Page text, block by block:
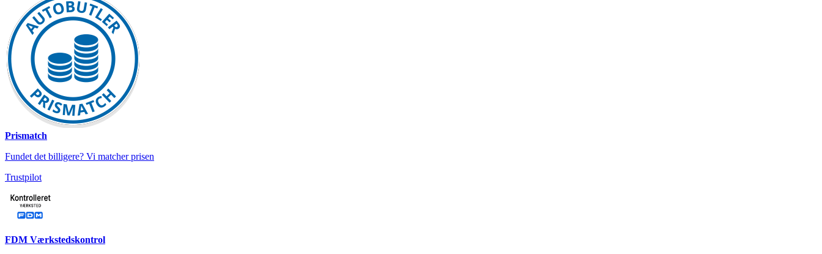
Prismatch
Fundet det billigere? Vi matcher prisen
Trustpilot
FDM Værkstedskontrol